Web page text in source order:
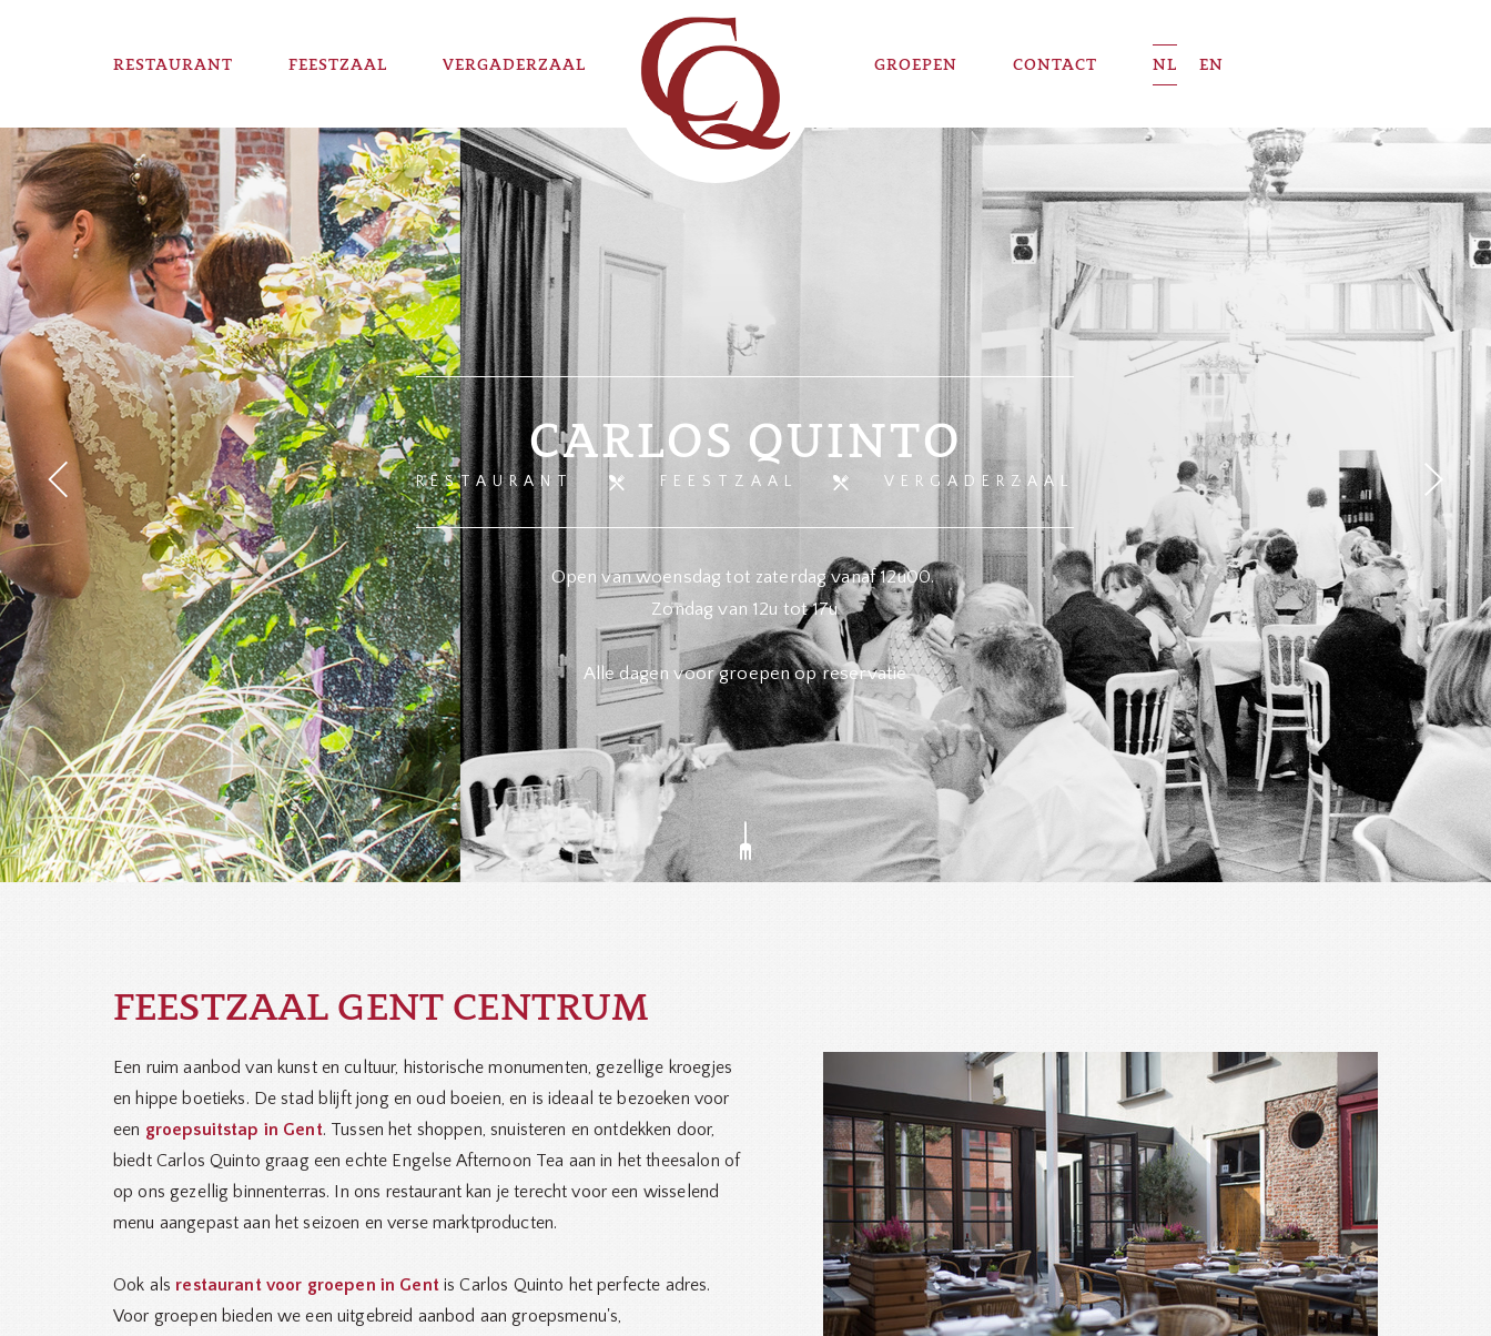
RESTAURANT FEESTZAAL VERGADERZAAL GROEPEN CONTACT NL EN
CARLOS QUINTO
RESTAURANT FEESTZAAL VERGADERZAAL
Open van woensdag tot zaterdag vanaf 12u00.
Zondag van 12u tot 17u
Alle dagen voor groepen op reservatie
FEESTZAAL GENT CENTRUM
Een ruim aanbod van kunst en cultuur, historische monumenten, gezellige kroegjes
en hippe boetieks. De stad blijft jong en oud boeien, en is ideaal te bezoeken voor
een groepsuitstap in Gent. Tussen het shoppen, snuisteren en ontdekken door,
biedt Carlos Quinto graag een echte Engelse Afternoon Tea aan in het theesalon of
op ons gezellig binnenterras. In ons restaurant kan je terecht voor een wisselend
menu aangepast aan het seizoen en verse marktproducten.
Ook als restaurant voor groepen in Gentis Carlos Quinto het perfecte adres.
Voor groepen bieden we een uitgebreid aanbod aan groepsmenu's,